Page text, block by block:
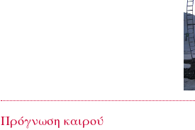
Πρόγνωση καιρού